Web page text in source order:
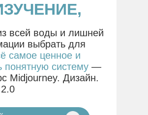
всей воды и лишней
выбрать для
самое ценное и
понятную систему —
Midjourney. Дизайн.